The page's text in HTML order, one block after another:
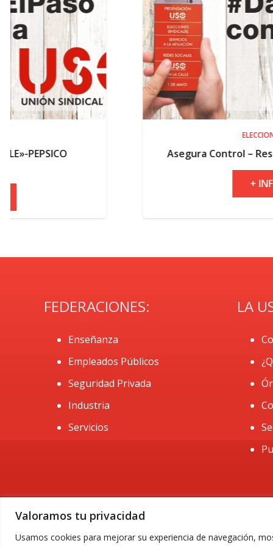
Valoramos tu privacidad
Usamos cookies para mejorar su experiencia de navegación,
Asegura Control – Resultados electorales
FEDERACIONES:
Enseñanza
Empleados Públicos
Seguridad Privada
Industria
Servicios
LA
©